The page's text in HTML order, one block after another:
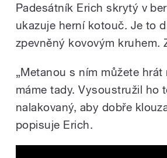
Padesátník Erich skrytý v
ukazuje herní kotouč. Je to
zpevněný kovovým kruhem.
„Metanou s ním můžete
máme tady. Vysoustružil ho
nalakovaný, aby dobře
popisuje Erich.